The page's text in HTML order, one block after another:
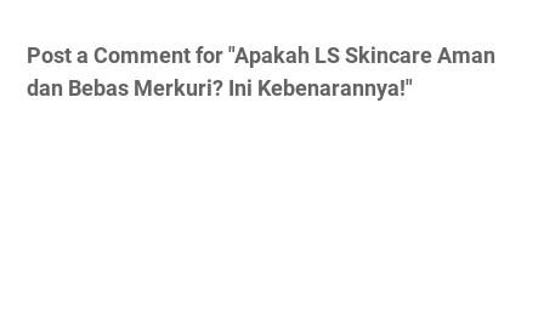
Post a Comment for "Apakah LS Skincare Aman
dan Bebas Merkuri? Ini Kebenarannya!"